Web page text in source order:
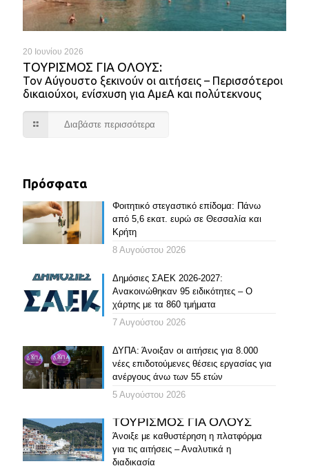
20 Ιουνίου 2026
ΤΟΥΡΙΣΜΌΣ ΓΙΑ ΌΛΟΥΣ:
Τον Αύγουστο ξεκινούν οι αιτήσεις – Περισσότεροι
δικαιούχοι, ενίσχυση για ΑμεΑ και πολύτεκνους
Διαβάστε περισσότερα
Πρόσφατα
Φοιτητικό στεγαστικό επίδομα: Πάνω
από 5,6 εκατ. ευρώ σε Θεσσαλία και
Κρήτη
8 Αυγούστου 2026
Δημόσιες ΣΑΕΚ 2026-2027:
Ανακοινώθηκαν 95 ειδικότητες – Ο
χάρτης με τα 860 τμήματα
7 Αυγούστου 2026
ΔΥΠΑ: Άνοιξαν οι αιτήσεις για 8.000
νέες επιδοτούμενες θέσεις εργασίας για
ανέργους άνω των 55 ετών
5 Αυγούστου 2026
ΤΟΥΡΙΣΜΟΣ ΓΙΑ ΟΛΟΥΣ
Άνοιξε με καθυστέρηση η πλατφόρμα
για τις αιτήσεις – Αναλυτικά η
διαδικασία